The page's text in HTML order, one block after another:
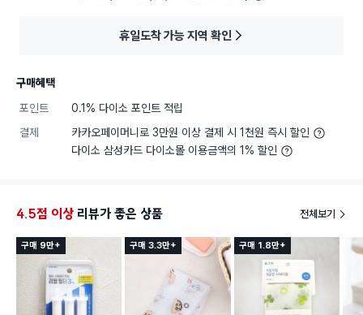
휴일도착 가능 지역 확인
구매혜택
포인트
0.1% 다이소 포인트 적립
결제
카카오페이머니로 3만원 이상 결제 시 1천원 즉시 할인
다이소 삼성카드 다이소몰 이용금액의 1% 할인
4.5점 이상 리뷰가 좋은 상품 전체보기
구매 9만+ 구매 3.3만+ 구매 1.8만+